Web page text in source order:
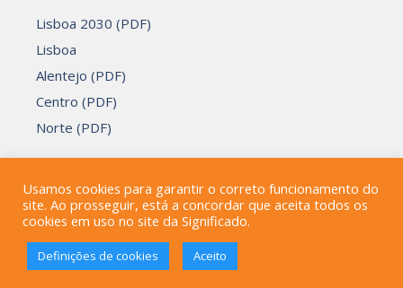
Lisboa 2030 (PDF)
Lisboa
Alentejo (PDF)
Centro (PDF)
Norte (PDF)
Desenvolvido porDevmedia
© 2000-2026Significado - Consultoria, Formação e
Informática, Lda
Usamos cookies para garantir o correto funcionamento do
site. Ao prosseguir, está a concordar que aceita todos os
cookies em uso no site da Significado.
Definições de cookies Aceito